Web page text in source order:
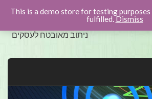
ניתוב מאובטח לעסקים
This is a demo store for testing
fulfilled.Dismiss